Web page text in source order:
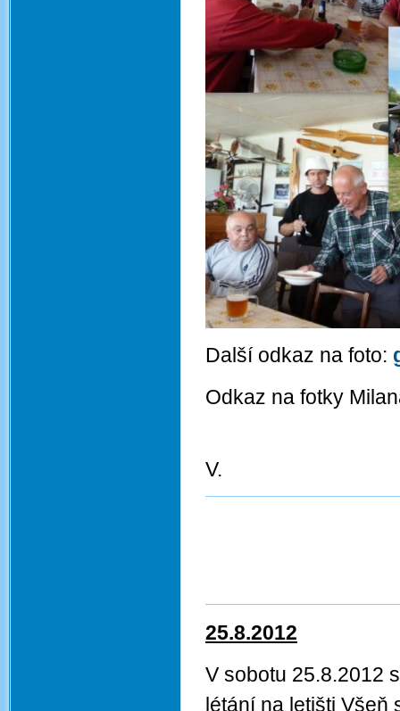
Další odkaz na foto:
Odkaz na fotky
V.
25.8.2012
V sobotu 25.8.2012
létání na letišti